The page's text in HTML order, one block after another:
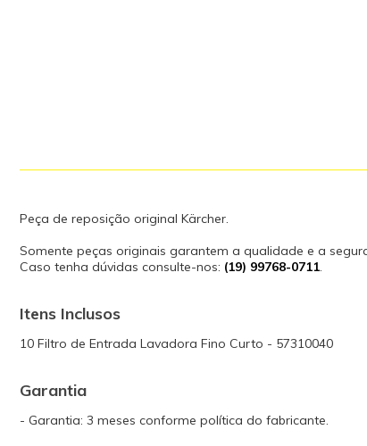
Peça de reposição original Kärcher.
Somente peças originais garantem a qualidade e a
Caso tenha dúvidas consulte-nos: (19) 99768-0711.
Itens Inclusos
10 Filtro de Entrada Lavadora Fino Curto - 57310040
Garantia
- Garantia: 3 meses conforme política do fabricante.